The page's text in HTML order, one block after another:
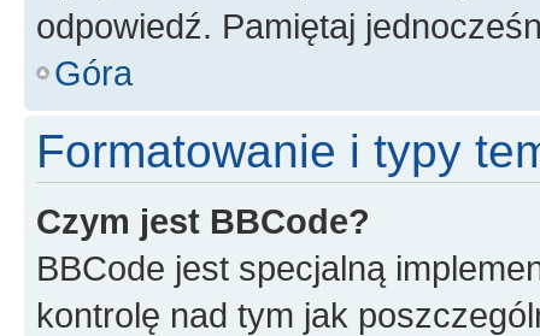
odpowiedź. Pamiętaj
Góra
Formatowanie i typy
Czym jest BBCode?
BBCode jest specjalną
kontrolę nad tym jak